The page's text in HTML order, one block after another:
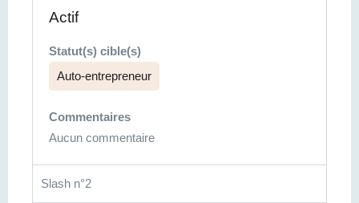
Actif
Statut(s) cible(s)
Auto-entrepreneur
Commentaires
Aucun commentaire
Slash n°2